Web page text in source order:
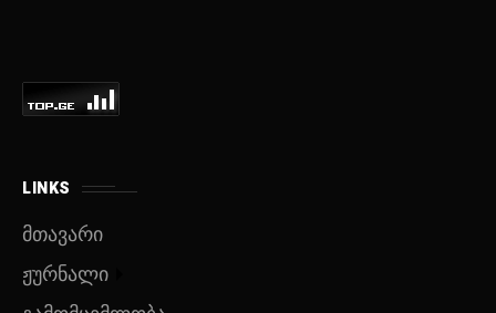
LINKS
მთავარი
ჟურნალი